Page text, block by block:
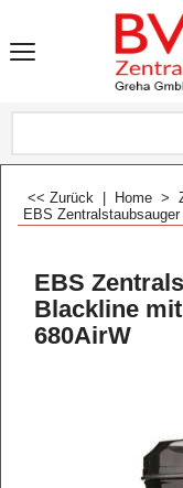
<< Zurück Home >
EBS
EBS
Blackline
680AirW